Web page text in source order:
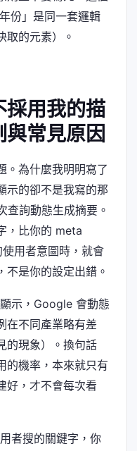
份」是同一套邏輯
取的元素）。
用我的描
常見原因
。為什麼我明明寫了
的卻不是我寫的那
詢動態生成摘要。
，比你的 meta
用者意圖時，就會
不是你的設定出錯。
示，Google 會動態
在不同產業略有差
的現象）。換句話
的機率，本來就只有
好，才不會每次看
者搜的關鍵字，你